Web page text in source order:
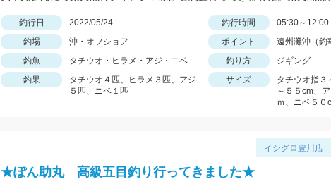
釣行日 2022/05/24 釣行時間
05:30～12:00
釣場
沖・オフショア ポイント
遠州灘沖（釣
釣魚
タチウオ・ヒラメ・アジ・ニベ 釣り方
ジギング
釣果
タチウオ４匹、ヒラメ３匹、アジ
５匹、ニベ１匹
サイズ
タチウオ指３
～５５cm、
ｍ、ニベ５０
イシグロ豊川店
★ぽん助丸 高級五目釣り行ってきました★